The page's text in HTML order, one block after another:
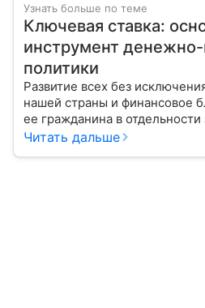
Узнать больше по теме
Ключевая ставка:
инструмент
политики
Развитие всех без
нашей страны и финансовое
ее гражданина в отдельности
показателя, как ключевая
Читать дальше